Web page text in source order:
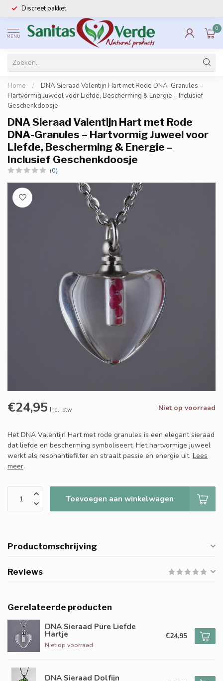
Discreet pakket
MENU
0
Home /
DNA Sieraad Valentijn Hart met Rode DNA-Granules –
Hartvormig Juweel voor Liefde, Bescherming & Energie – Inclusief
Geschenkdoosje
DNA Sieraad Valentijn Hart met Rode
DNA-Granules – Hartvormig Juweel voor
Liefde, Bescherming & Energie –
Inclusief Geschenkdoosje
(0)
€24,95 Incl. btw Niet op voorraad
Het DNA Valentijn Hart met rode granules is een elegant sieraad
dat liefde en bescherming symboliseert. Het hartvormige juweel
werkt als resonantiefilter en straalt passie en energie uit. Lees
meer.
Toevoegen aan winkelwagen
Productomschrijving
Reviews
Gerelateerde producten
DNA Sieraad Pure Liefde
Hartje
Niet op voorraad
€24,95
DNA Sieraad Dolfijn